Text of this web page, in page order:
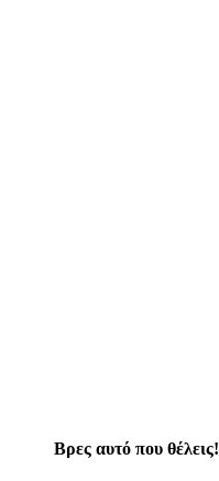
Βρες αυτό που θέλεις!